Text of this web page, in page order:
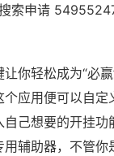
索申请
你轻松成为“必
应用便可以自定
己想要的开挂功
用辅助器，不管你